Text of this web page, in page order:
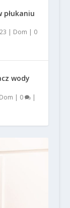
płukaniu
| Dom | 0
wody
Dom | 0 |